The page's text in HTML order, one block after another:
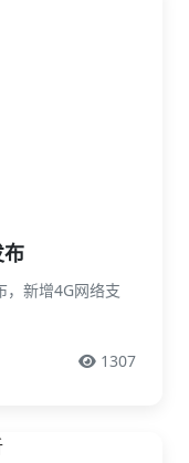
，新增4G网络支
1307